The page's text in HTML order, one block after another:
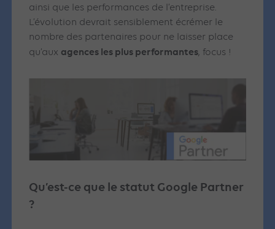
ainsi que les performances de l’entreprise.
L’évolution devrait sensiblement écrémer le
nombre des partenaires pour ne laisser place
qu’aux agences les plus performantes, focus !
Qu’est-ce que le statut Google Partner
?